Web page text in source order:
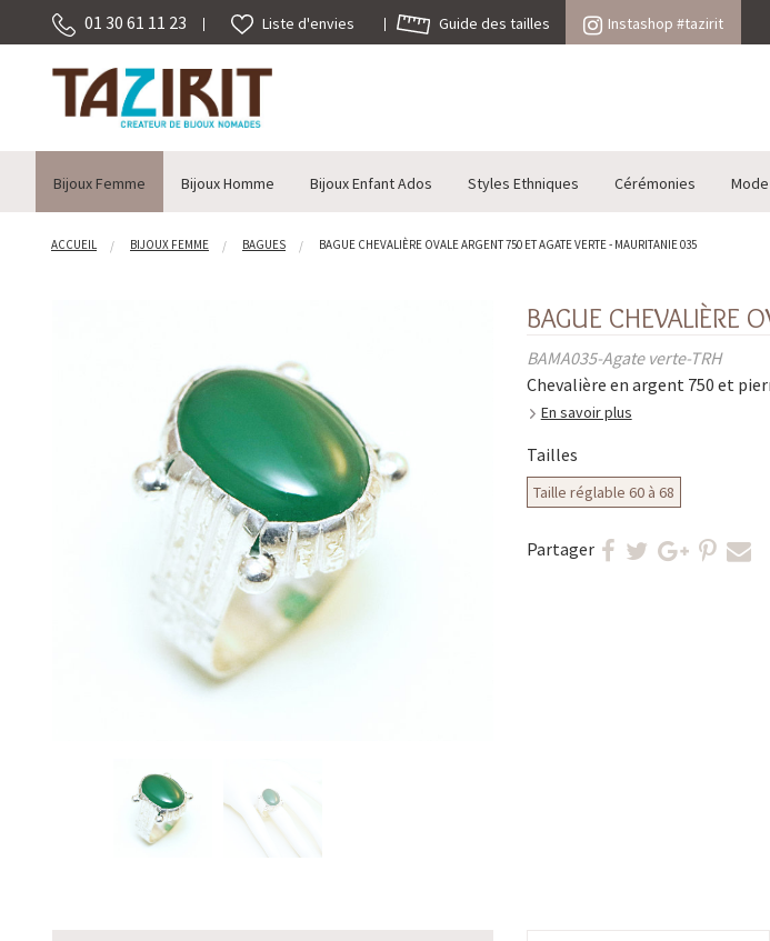
01 30 61 11 23 Liste d'envies Guide des tailles Instashop #tazirit
Bijoux Femme Bijoux Homme Bijoux Enfant Ados Styles Ethniques Cérémonies
ACCUEIL BIJOUX FEMME BAGUES BAGUE CHEVALIÈRE OVALE ARGENT 750 ET AGATE VERTE - MAURITANIE 035
BAGUE CHEVALIÈRE
BAMA035-Agate verte-TRH
Chevalière en argent 750 et
En savoir plus
Tailles
Taille réglable 60 à 68
Partager